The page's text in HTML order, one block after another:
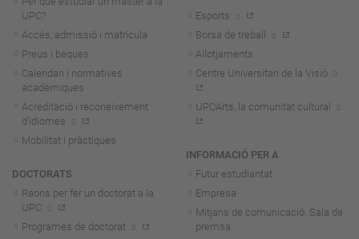
UPC?
Accés, admissió i matrícula
Preus i beques
Calendari i normatives
acadèmiques
Acreditació i reconeixement
d'idiomes
Mobilitat i pràctiques
DOCTORATS
Raons per fer un doctorat a la
UPC
Programes de doctorat
Esports
Borsa de treball
Allotjaments
Centre Universitari de la Visió
UPCArts, la comunitat cultural
INFORMACIÓ PER A
Futur estudiantat
Empresa
Mitjans de comunicació. Sala de
premsa